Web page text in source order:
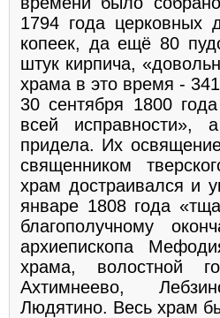
1794 года церковных
копеек, да ещё 80
штук кирпича,
храма в это время -
30 сентября 1800
всей исправности»,
придела. Их
священником
храм достраивался и
январе 1808 года
благополучному
архиепископа
храма, волостной
Ахтимнеево,
Людятино. Весь храм